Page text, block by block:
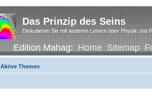
Das Prinzip des Seins
Diskutieren Sie mit anderen Lesern über Physik und
Edition Mahag:Home Sitemap
Aktive Themen